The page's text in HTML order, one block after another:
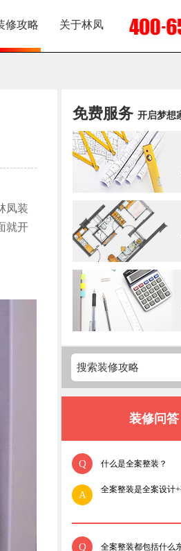
修攻略 关于林凤
凤装
就开
免费服务 开启梦想
装修问答
Q 什么是全案整装？
A 全案整装是全案设计+
Q 全案整装都包括什么